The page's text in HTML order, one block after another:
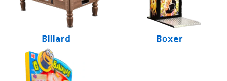
Billard Boxer